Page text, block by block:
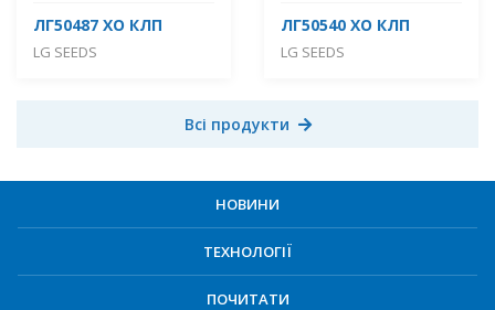
ЛГ50487 ХО КЛП
LG SEEDS
ЛГ50540 ХО КЛП
LG SEEDS
Всі продукти
НОВИНИ
ТЕХНОЛОГІЇ
ПОЧИТАТИ